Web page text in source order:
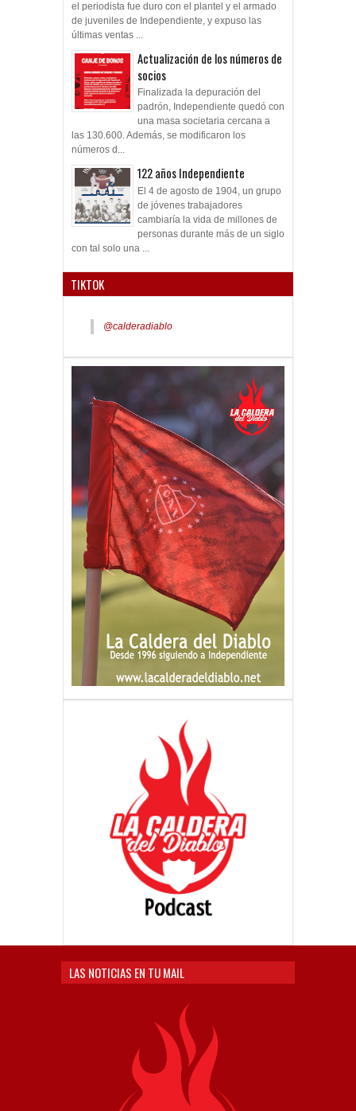
el periodista fue duro con el plantel y el armado
de juveniles de Independiente, y expuso las
últimas ventas ...
Actualización de los números de
socios
Finalizada la depuración del
padrón, Independiente quedó con
una masa societaria cercana a
las 130.600. Además, se modificaron los
números d...
122 años Independiente
El 4 de agosto de 1904, un grupo
de jóvenes trabajadores
cambiaría la vida de millones de
personas durante más de un siglo
con tal solo una ...
TIKTOK
@calderadiablo
LAS NOTICIAS EN TU MAIL